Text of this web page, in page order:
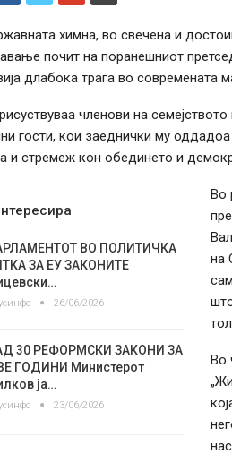
химна, во свечена и
почит на поранешниот
длабока трага во современата
членови на
гости, кои заеднички му
и стремеж кон обединето и
ВО ПОЛИТИЧКА
ЗА ЕУ ЗАКОНИТЕ
26/06/2026
30 РЕФОРМСКИ ЗАКОНИ ЗА
ГОДИНИ Министерот
ја…
23/06/2026
Во
на
Во